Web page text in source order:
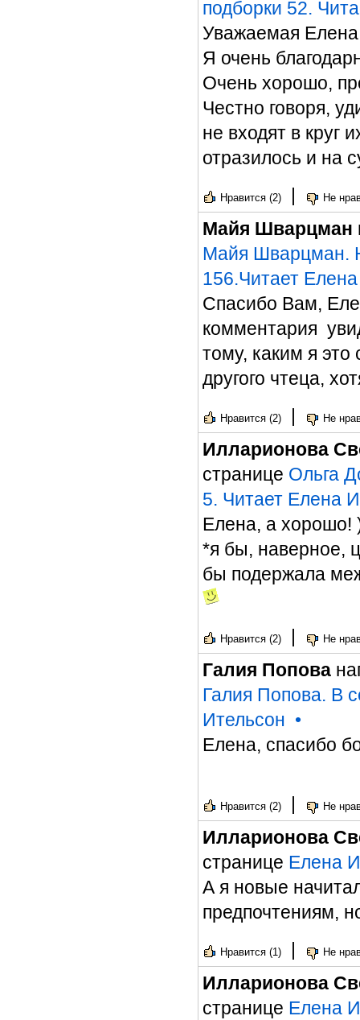
подборки 52.
Уважаемая
Я очень
Очень хорошо,
Честно говоря,
не входят в круг
отразилось и на
Нравится (2) | Не
Майя Шварцман
Майя Шварцман.
156.Читает
Спасибо Вам,
комментария
тому, каким я
другого чтеца,
Нравится (2) | Не
Илларионова
странице Ольга
5. Читает Елена
Елена, а хорошо!
*я бы, наверное,
бы подержала
Нравится (2) | Не
Галия Попова
Галия Попова. В
Ительсон •
Елена, спасибо
Нравится (2) | Не
Илларионова
странице Елена
А я новые
предпочтениям,
Нравится (1) | Не
Илларионова
странице Елена